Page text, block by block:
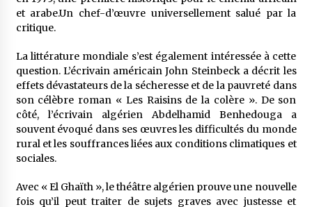
et arabe.Un chef-d’œuvre universellement salué par la
critique.
La littérature mondiale s’est également intéressée à cette
question. L’écrivain américain John Steinbeck a décrit les
effets dévastateurs de la sécheresse et de la pauvreté dans
son célèbre roman « Les Raisins de la colère ». De son
côté, l’écrivain algérien Abdelhamid Benhedouga a
souvent évoqué dans ses œuvres les difficultés du monde
rural et les souffrances liées aux conditions climatiques et
sociales.
Avec « El Ghaïth », le théâtre algérien prouve une nouvelle
fois qu’il peut traiter de sujets graves avec justesse et